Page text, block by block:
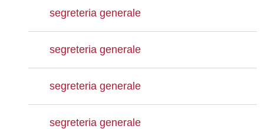
segreteria generale
segreteria generale
segreteria generale
segreteria generale